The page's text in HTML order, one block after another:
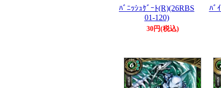
ﾊﾞﾆｯｼｭｹﾞｰﾄ(R)(26RBS
01-120)
30円(税込)
ﾊﾞ